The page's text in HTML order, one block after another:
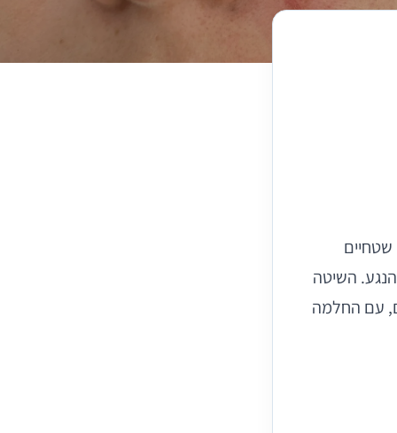
השיטה
עם החלמה